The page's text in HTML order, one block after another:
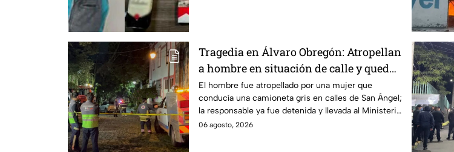
Tragedia en Álvaro Obregón: Atropellan
a hombre en situación de calle y queda
prensado en San Ángel, CDMX
El hombre fue atropellado por una mujer que
conducía una camioneta gris en calles de San Ángel;
la responsable ya fue detenida y llevada al Ministerio
Público.
06 agosto, 2026